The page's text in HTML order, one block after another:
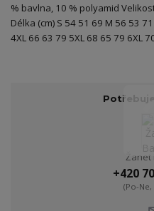
% bavlna, 10 % polyamid
Délka (cm) S 54 51 69 M 56 53
4XL 66 63 79 5XL 68 65 79 6XL
Žanet
+420
(Po-